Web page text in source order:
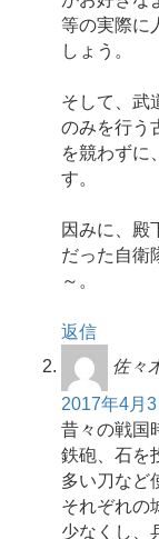
等の実際に
しょう。
そして、武
のみを行う
を競わずに
す。
因みに、殿
だった自
～。
返信
佐々
2017年4月
昔々の戦国
鉄砲、石を
多い刀など
それぞれの
少なくし、